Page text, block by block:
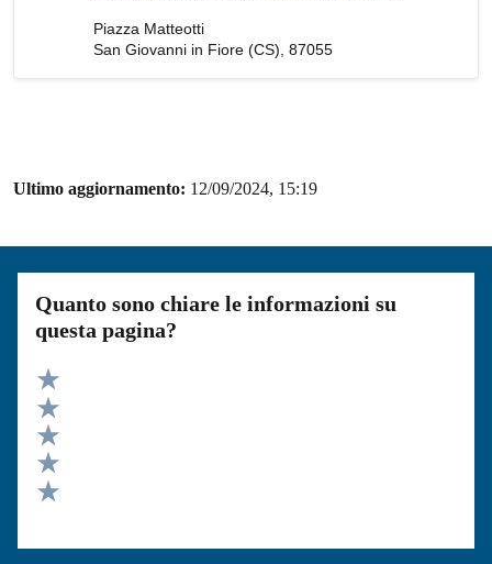
Piazza Matteotti
San Giovanni in Fiore (CS), 87055
Ultimo aggiornamento: 12/09/2024, 15:19
Quanto sono chiare le informazioni su
questa pagina?
Valuta 5 stelle su 5
Valuta 4 stelle su 5
Valuta 3 stelle su 5
Valuta 2 stelle su 5